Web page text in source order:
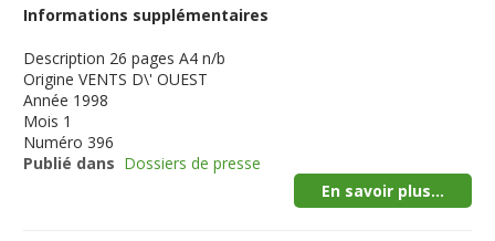
Informations supplémentaires
Description 26 pages A4 n/b
Origine VENTS D\' OUEST
Année 1998
Mois 1
Numéro 396
Publié dans Dossiers de presse
En savoir plus...